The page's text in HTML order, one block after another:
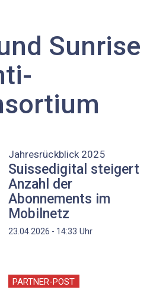
Sunrise
Jahresrückblick 2025
Suissedigital steigert
Anzahl der
Abonnements im
Mobilnetz
23.04.2026 - 14:33 Uhr
PARTNER-POST